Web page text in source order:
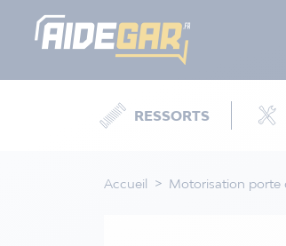
RESSORTS
Accueil Motorisation porte